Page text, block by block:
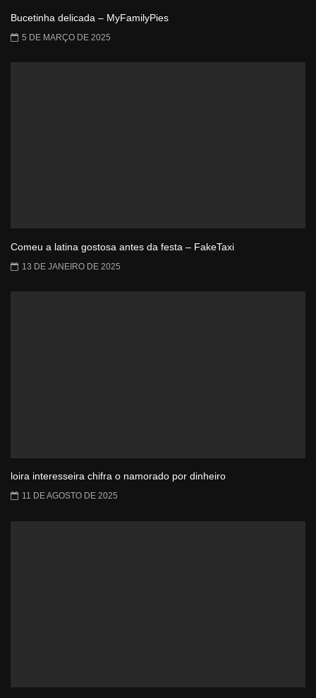
Bucetinha delicada – MyFamilyPies
5 DE MARÇO DE 2025
Comeu a latina gostosa antes da festa – FakeTaxi
13 DE JANEIRO DE 2025
loira interesseira chifra o namorado por dinheiro
11 DE AGOSTO DE 2025